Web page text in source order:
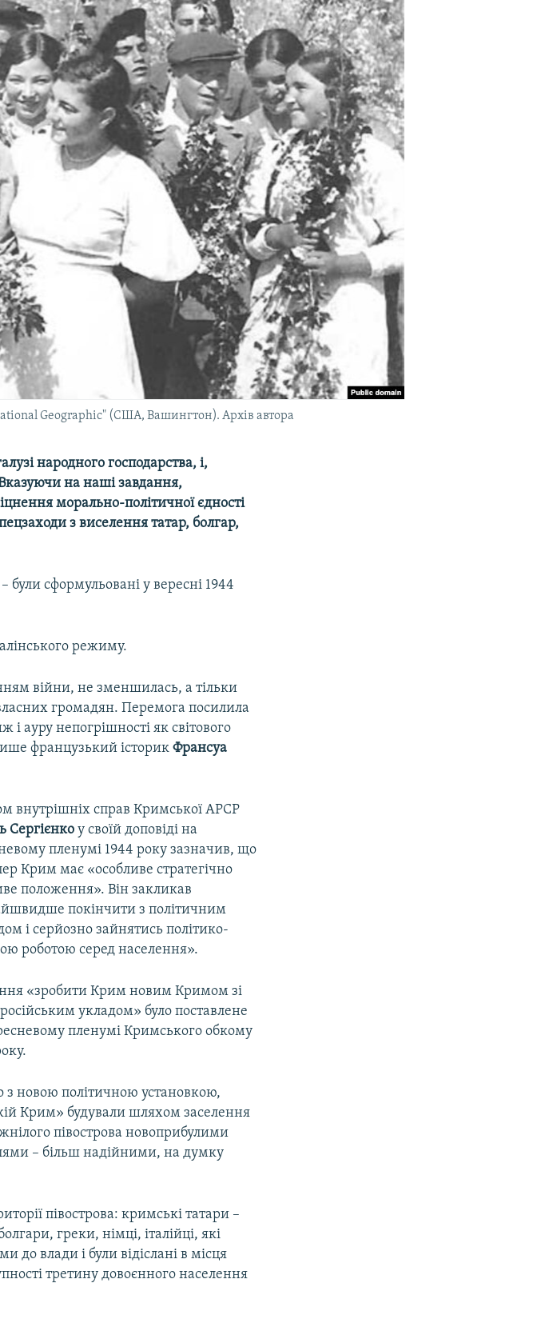
Geographic" (США, Вашингтон). Архів автора
народного господарства, і,
на наші завдання,
морально-політичної єдності
з виселення татар, болгар,
сформульовані у вересні 1944
режиму.
війни, не зменшилась, а тільки
громадян. Перемога посилила
ауру непогрішності як світового
французький історик Франсуа
внутрішніх справ Кримської АРСР
Сергієнкоу своїй доповіді на
пленумі 1944 року зазначив, що
Крим має «особливе стратегічно
положення». Він закликав
покінчити з політичним
і серйозно зайнятись політико-
роботою серед населення».
«зробити Крим новим Кримом зі
укладом» було поставлене
пленумі Кримського обкому
з новою політичною установкою,
Крим» будували шляхом заселення
півострова новоприбулими
– більш надійними, на думку
півострова: кримські татари –
греки, німці, італійці, які
до влади і були відіслані в місця
третину довоєнного населення